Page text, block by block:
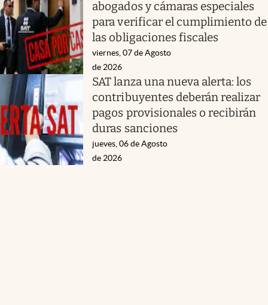
abogados y cámaras especiales
para verificar el cumplimiento de
las obligaciones fiscales
viernes, 07 de Agosto
de 2026
SAT lanza una nueva alerta: los
contribuyentes deberán realizar
pagos provisionales o recibirán
duras sanciones
jueves, 06 de Agosto
de 2026